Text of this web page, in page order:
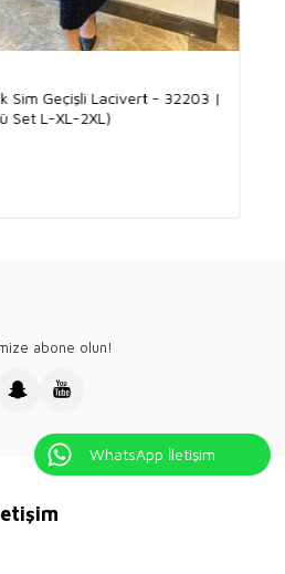
WhatsApp İletişim
Zolotaya Korona, Contact,Money
ödeme yapabilirsiniz.
kararma yapmaz.
Sim Geçişli Lacivert - 32203 |
Set L-XL-2XL)
abone olun!